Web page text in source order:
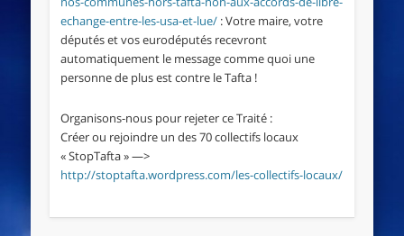
echange-entre-les-usa-et-lue/: Votre maire, votre
députés et vos eurodéputés recevront
automatiquement le message comme quoi une
personne de plus est contre le Tafta !
Organisons-nous pour rejeter ce Traité :
Créer ou rejoindre un des 70 collectifs locaux
« StopTafta » —>
http://stoptafta.wordpress.com/les-collectifs-locaux/